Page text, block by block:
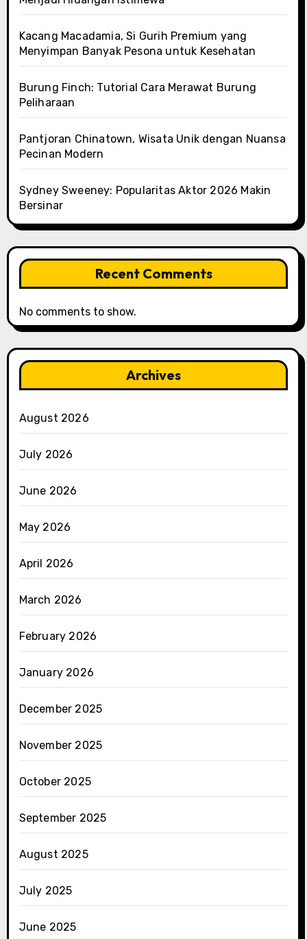
Kacang Macadamia, Si Gurih Premium yang
Menyimpan Banyak Pesona untuk Kesehatan
Burung Finch: Tutorial Cara Merawat Burung
Peliharaan
Pantjoran Chinatown, Wisata Unik dengan Nuansa
Pecinan Modern
Sydney Sweeney: Popularitas Aktor 2026 Makin
Bersinar
Recent Comments
No comments to show.
Archives
August 2026
July 2026
June 2026
May 2026
April 2026
March 2026
February 2026
January 2026
December 2025
November 2025
October 2025
September 2025
August 2025
July 2025
June 2025